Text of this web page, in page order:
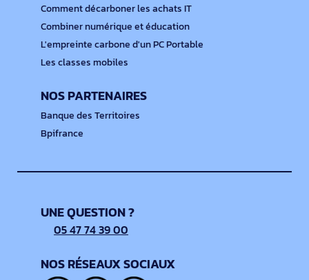
Comment décarboner les achats IT
Combiner numérique et éducation
L'empreinte carbone d'un PC Portable
Les classes mobiles
NOS PARTENAIRES
Banque des Territoires
Bpifrance
UNE QUESTION ?
05 47 74 39 00
NOS RÉSEAUX SOCIAUX